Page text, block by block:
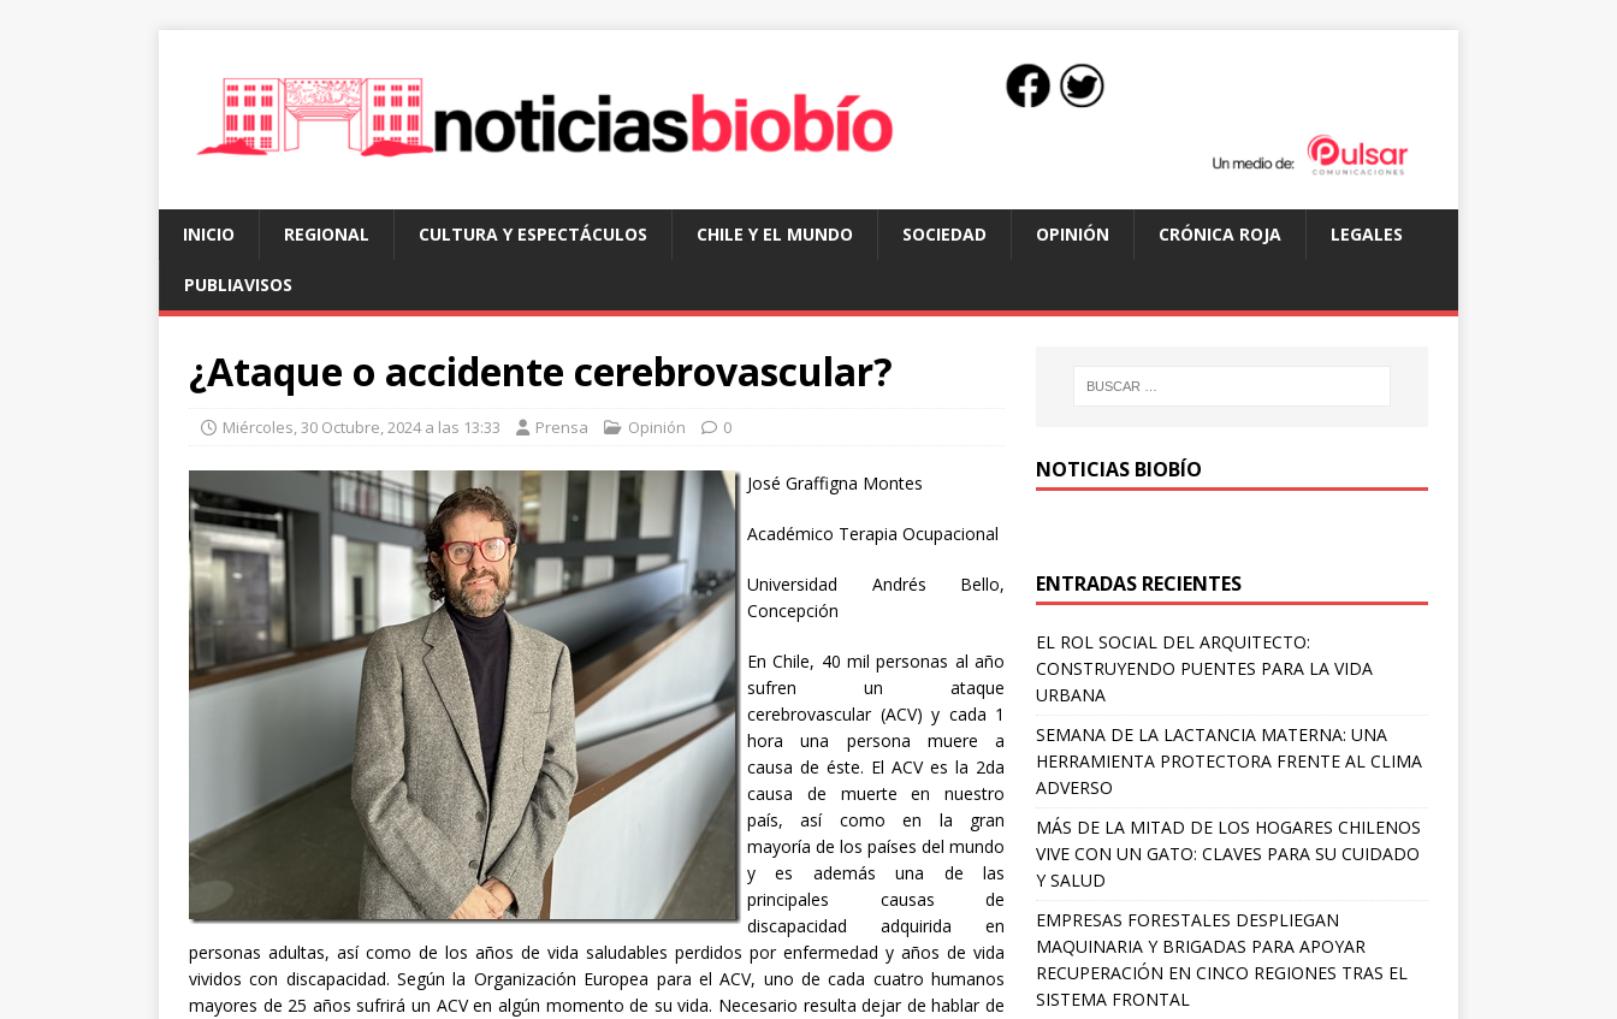
INICIO REGIONAL CULTURA Y ESPECTÁCULOS CHILE Y EL MUNDO SOCIEDAD OPINIÓN CRÓNICA ROJA LEGALES
PUBLIAVISOS
¿Ataque o accidente cerebrovascular?
Miércoles, 30 Octubre, 2024 a las 13:33 Prensa Opinión 0
José Graffigna Montes
Académico Terapia Ocupacional
Universidad Andrés Bello,
Concepción
En Chile, 40 mil personas al año
sufren un ataque
cerebrovascular (ACV) y cada 1
hora una persona muere a
causa de éste. El ACV es la 2da
causa de muerte en nuestro
país, así como en la gran
mayoría de los países del mundo
y es además una de las
principales causas de
discapacidad adquirida en
personas adultas, así como de los años de vida saludables perdidos por enfermedad y años de vida
vividos con discapacidad. Según la Organización Europea para el ACV, uno de cada cuatro humanos
mayores de 25 años sufrirá un ACV en algún momento de su vida. Necesario resulta dejar de hablar de
NOTICIAS BIOBÍO
ENTRADAS RECIENTES
EL ROL SOCIAL DEL ARQUITECTO:
CONSTRUYENDO PUENTES PARA LA VIDA
URBANA
SEMANA DE LA LACTANCIA MATERNA: UNA
HERRAMIENTA PROTECTORA FRENTE AL CLIMA
ADVERSO
MÁS DE LA MITAD DE LOS HOGARES CHILENOS
VIVE CON UN GATO: CLAVES PARA SU CUIDADO
Y SALUD
EMPRESAS FORESTALES DESPLIEGAN
MAQUINARIA Y BRIGADAS PARA APOYAR
RECUPERACIÓN EN CINCO REGIONES TRAS EL
SISTEMA FRONTAL